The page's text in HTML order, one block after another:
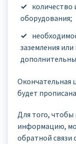
количество
оборудования;
заземления
Окончательная
будет
Для того,
информацию,
обратной связи